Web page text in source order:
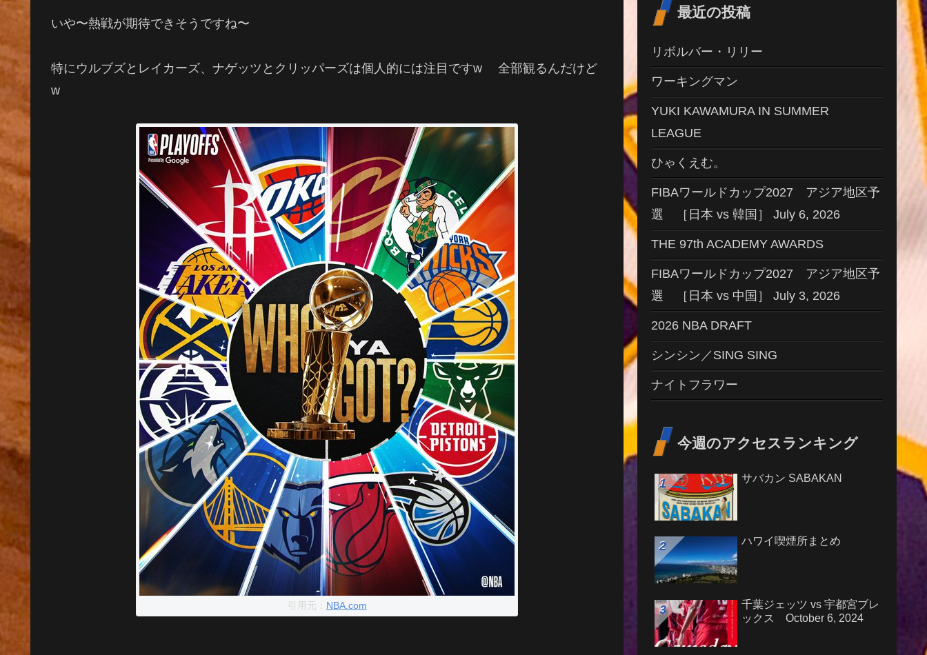
いや〜熱戦が期待できそうですね〜
特にウルブズとレイカーズ、ナゲッツとクリッパーズは個人的には注目ですw 全部観るんだけど
w
引用元： NBA.com
最近の投稿
リボルバー・リリー
ワーキングマン
YUKI KAWAMURA IN SUMMER
LEAGUE
ひゃくえむ。
FIBAワールドカップ2027 アジア地区予
選 ［日本 vs 韓国］ July 6, 2026
THE 97th ACADEMY AWARDS
FIBAワールドカップ2027 アジア地区予
選 ［日本 vs 中国］ July 3, 2026
2026 NBA DRAFT
シンシン／SING SING
ナイトフラワー
今週のアクセスランキング
サバカン SABAKAN
ハワイ喫煙所まとめ
千葉ジェッツ vs 宇都宮ブレ
ックス October 6, 2024